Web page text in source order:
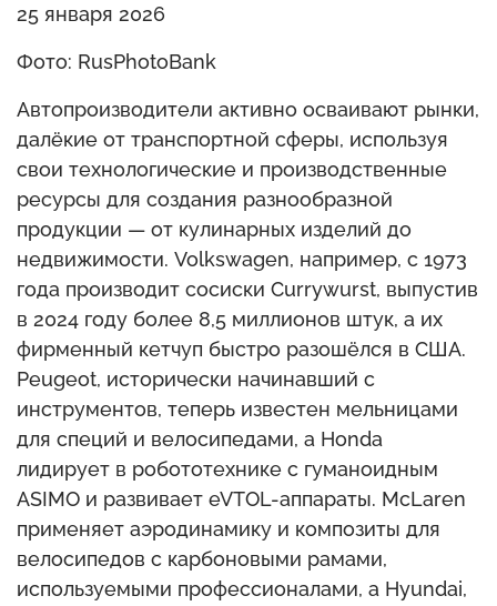
25 января 2026
Фото: RusPhotoBank
Автопроизводители активно осваивают рынки,
далёкие от транспортной сферы, используя
свои технологические и производственные
ресурсы для создания разнообразной
продукции — от кулинарных изделий до
недвижимости. Volkswagen, например, с 1973
года производит сосиски Currywurst, выпустив
в 2024 году более 8,5 миллионов штук, а их
фирменный кетчуп быстро разошёлся в США.
Peugeot, исторически начинавший с
инструментов, теперь известен мельницами
для специй и велосипедами, а Honda
лидирует в робототехнике с гуманоидным
ASIMO и развивает eVTOL-аппараты. McLaren
применяет аэродинамику и композиты для
велосипедов с карбоновыми рамами,
используемыми профессионалами, а Hyundai,